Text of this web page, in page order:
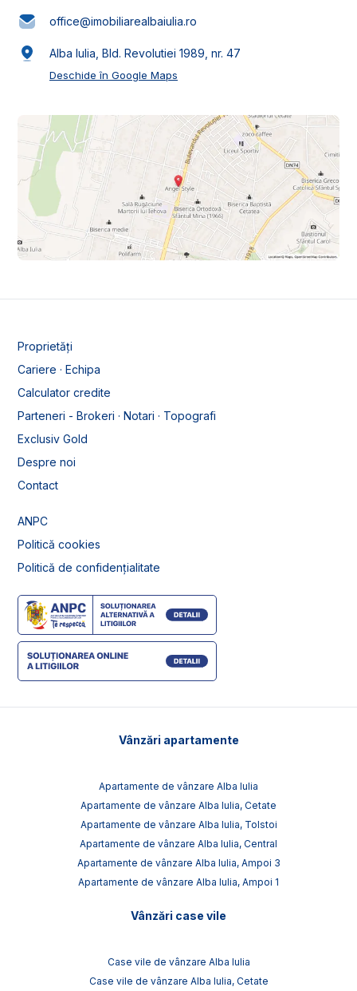
office@imobiliarealbaiulia.ro
Alba Iulia, Bld. Revolutiei 1989, nr. 47
Deschide în Google Maps
Proprietăți
Cariere · Echipa
Calculator credite
Parteneri - Brokeri · Notari · Topografi
Exclusiv Gold
Despre noi
Contact
ANPC
Politică cookies
Politică de confidențialitate
Vânzări apartamente
Apartamente de vânzare Alba Iulia
Apartamente de vânzare Alba Iulia, Cetate
Apartamente de vânzare Alba Iulia, Tolstoi
Apartamente de vânzare Alba Iulia, Central
Apartamente de vânzare Alba Iulia, Ampoi 3
Apartamente de vânzare Alba Iulia, Ampoi 1
Vânzări case vile
Case vile de vânzare Alba Iulia
Case vile de vânzare Alba Iulia, Cetate